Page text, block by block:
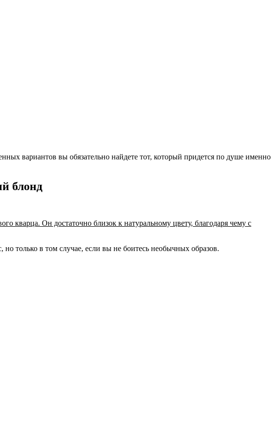
вариантов вы обязательно найдете тот, который придется по душе именно
блонд
кварца. Он достаточно близок к натуральному цвету, благодаря чему с
только в том случае, если вы не боитесь необычных образов.